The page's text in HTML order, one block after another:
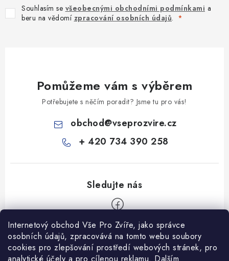
Internetový obchod Vše Pro Zvíře, jako správce
osobních údajů, zpracovává na tomto webu soubory
cookies pro zlepšování prostředí webových stránek, pro
Souhlasím se všeobecnými obchodními podmínkami a
beru na vědomí zpracování osobních údajů.
Pomůžeme vám s výběrem
Potřebujete s něčím poradit? Jsme tu pro vás!
obchod@vseprozvire.cz
+ 420 734 390 258
Informace pro Vás